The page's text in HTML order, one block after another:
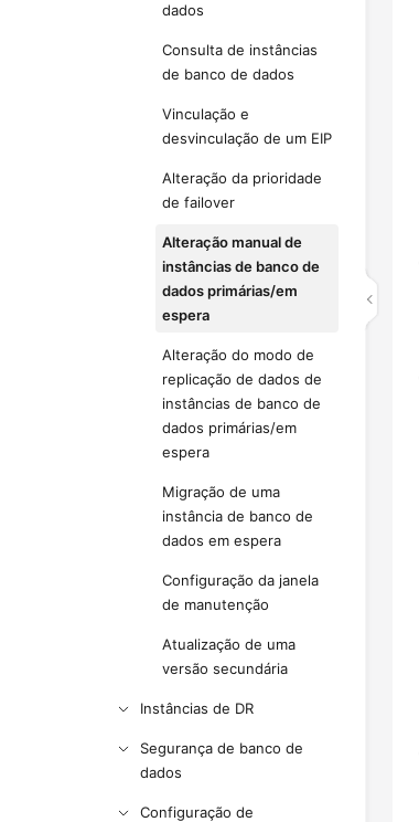
dados
Consulta de instâncias
de banco de dados
Vinculação e
desvinculação de um EIP
Alteração da prioridade
de failover
Alteração manual de
instâncias de banco de
dados primárias/em
espera
Alteração do modo de
replicação de dados de
instâncias de banco de
dados primárias/em
espera
Migração de uma
instância de banco de
dados em espera
Configuração da janela
de manutenção
Atualização de uma
versão secundária
Instâncias de DR
Segurança de banco de
dados
Configuração de